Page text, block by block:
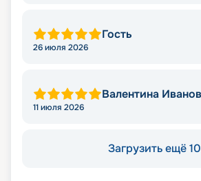
Гость
26 июля 2026
Валентина
11 июля 2026
Загрузить ещё 10